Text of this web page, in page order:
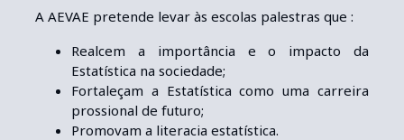
A AEVAE pretende levar às escolas palestras que :
Realcem a importância e o impacto da
Estatística na sociedade;
Fortaleçam a Estatística como uma carreira
profissional de futuro;
Promovam a literacia estatística.